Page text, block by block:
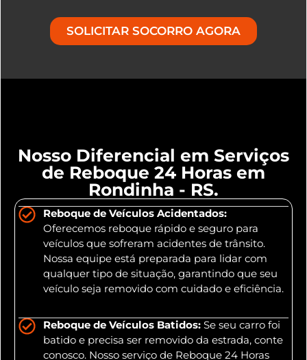
SOLICITAR SOCORRO AGORA
Nosso Diferencial em Serviços
de Reboque 24 Horas em
Rondinha - RS.
Reboque de Veículos Acidentados:
Oferecemos reboque rápido e seguro para
veículos que sofreram acidentes de trânsito.
Nossa equipe está preparada para lidar com
qualquer tipo de situação, garantindo que seu
veículo seja removido com cuidado e eficiência.
Reboque de Veículos Batidos: Se seu carro foi
batido e precisa ser removido da estrada, conte
conosco. Nosso serviço de Reboque 24 Horas